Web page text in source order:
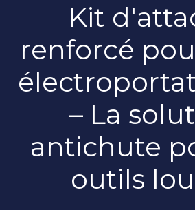
Kit
renforcé
– La
antichute
outils